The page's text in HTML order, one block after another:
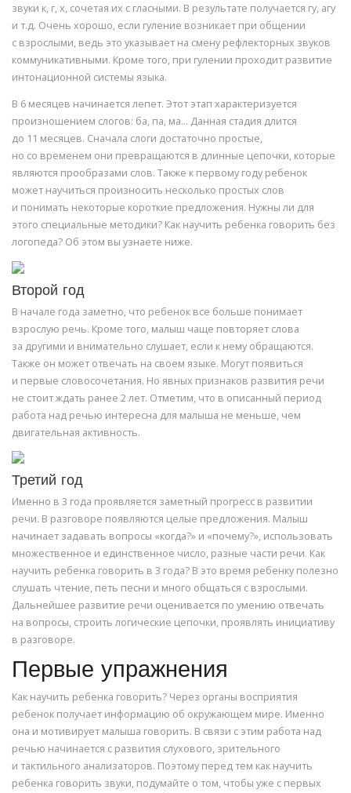
звуки к, г, х, сочетая их с гласными. В результате получается гу, агу
и т.д. Очень хорошо, если гуление возникает при общении
с взрослыми, ведь это указывает на смену рефлекторных звуков
коммуникативными. Кроме того, при гулении проходит развитие
интонационной системы языка.
В 6 месяцев начинается лепет. Этот этап характеризуется
произношением слогов: ба, па, ма… Данная стадия длится
до 11 месяцев. Сначала слоги достаточно простые,
но со временем они превращаются в длинные цепочки, которые
являются прообразами слов. Также к первому году ребенок
может научиться произносить несколько простых слов
и понимать некоторые короткие предложения. Нужны ли для
этого специальные методики? Как научить ребенка говорить без
логопеда? Об этом вы узнаете ниже.
Второй год
В начале года заметно, что ребенок все больше понимает
взрослую речь. Кроме того, малыш чаще повторяет слова
за другими и внимательно слушает, если к нему обращаются.
Также он может отвечать на своем языке. Могут появиться
и первые словосочетания. Но явных признаков развития речи
не стоит ждать ранее 2 лет. Отметим, что в описанный период
работа над речью интересна для малыша не меньше, чем
двигательная активность.
Третий год
Именно в 3 года проявляется заметный прогресс в развитии
речи. В разговоре появляются целые предложения. Малыш
начинает задавать вопросы «когда?» и «почему?», использовать
множественное и единственное число, разные части речи. Как
научить ребенка говорить в 3 года? В это время ребенку полезно
слушать чтение, петь песни и много общаться с взрослыми.
Дальнейшее развитие речи оценивается по умению отвечать
на вопросы, строить логические цепочки, проявлять инициативу
в разговоре.
Первые упражнения
Как научить ребенка говорить? Через органы восприятия
ребенок получает информацию об окружающем мире. Именно
она и мотивирует малыша говорить. В связи с этим работа над
речью начинается с развития слухового, зрительного
и тактильного анализаторов. Поэтому перед тем как научить
ребенка говорить звуки, подумайте о том, чтобы уже с первых